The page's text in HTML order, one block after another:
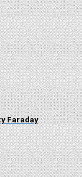
Faraday